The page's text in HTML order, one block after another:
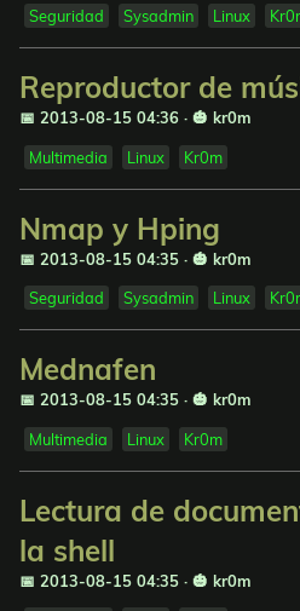
Seguridad Sysadmin Linux
Reproductor de
📅 2013-08-15 04:36 · 🎃 kr0m
Multimedia Linux Kr0m
Nmap y Hping
📅 2013-08-15 04:35 · 🎃 kr0m
Seguridad Sysadmin Linux
Mednafen
📅 2013-08-15 04:35 · 🎃 kr0m
Multimedia Linux Kr0m
Lectura de
la shell
📅 2013-08-15 04:35 · 🎃 kr0m